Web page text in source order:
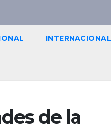
INTERNACIONAL
de la